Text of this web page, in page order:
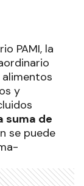
PAMI, la
y
suma de
se puede